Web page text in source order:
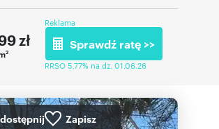
zł
2
Reklama
Sprawdź ratę >>
RRSO 5,77% na dz. 01.06.26
Zapisz